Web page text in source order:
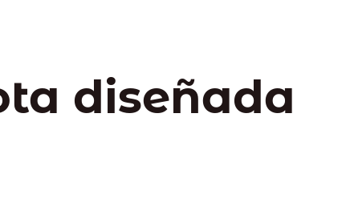
diseñada